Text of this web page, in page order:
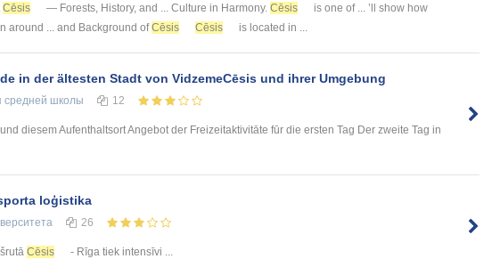
Cēsis — Forests, History, and ... Culture in Harmony. Cēsis
is one of ... ’ll show how
around ... and Background ofCēsis Cēsis is located in ...
in der ältesten Stadt von VidzemeCēsis und ihrer Umgebung
средней школы 12
und diesem Aufenthaltsort Angebot der Freizeitaktivitāte fūr die ersten Tag Der zweite Tag in
loģistika
26
Cēsis - Rīga tiek intensīvi ...